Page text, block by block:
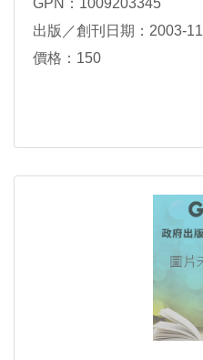
GPN：1009203345
出版／創刊日期：2003-11
價格：150